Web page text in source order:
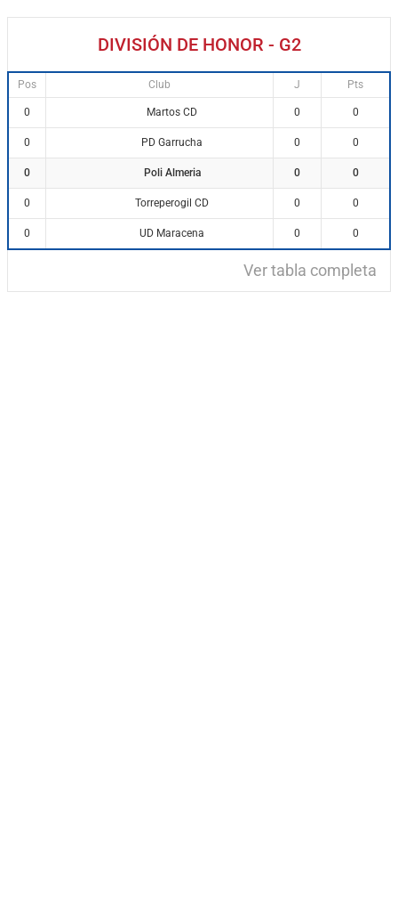
DIVISIÓN DE HONOR - G2
Pos Club J Pts
0 Martos CD 0 0
0 PD Garrucha 0 0
0 Poli Almeria 0 0
0 Torreperogil CD 0 0
0 UD Maracena 0 0
Ver tabla completa